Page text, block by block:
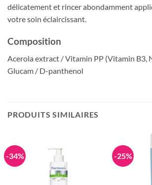
délicatement et rincer abondamment
votre soin éclaircissant.
Composition
Acerola extract / Vitamin PP (Vitamin B3,
Glucam / D-panthenol
PRODUITS SIMILAIRES
-34% -25%